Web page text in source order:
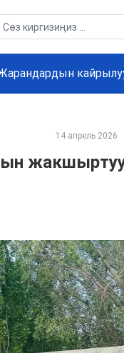
14 апрель 2026